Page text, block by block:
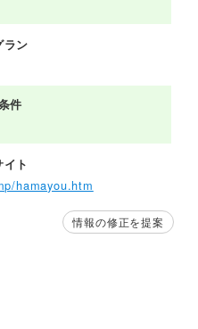
ラン
件
ト
hamayou.htm
情報の修正を提案